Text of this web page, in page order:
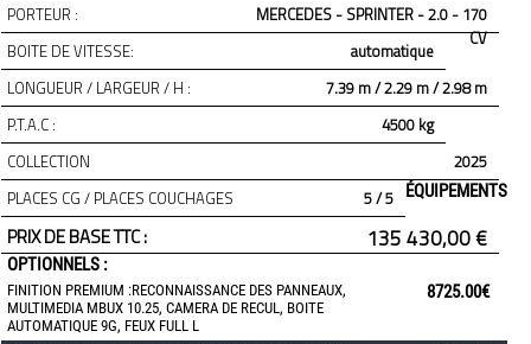
PORTEUR :
MERCEDES - SPRINTER - 2.0 - 170
CV
BOITE DE VITESSE:
automatique
LONGUEUR / LARGEUR / H :
7.39 m / 2.29 m / 2.98 m
P.T.A.C :
4500 kg
COLLECTION
2025
PLACES CG / PLACES COUCHAGES
5 / 5
PRIX DE BASE TTC : 135 430,00 €
ÉQUIPEMENTS
OPTIONNELS :
FINITION PREMIUM :RECONNAISSANCE DES PANNEAUX,
MULTIMEDIA MBUX 10.25, CAMERA DE RECUL, BOITE
AUTOMATIQUE 9G, FEUX FULL L
8725.00€